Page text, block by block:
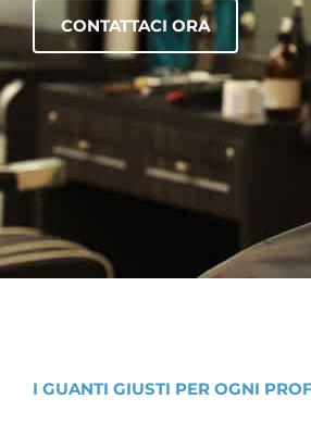
CONTATTACI ORA
I GUANTI GIUSTI PER OGNI